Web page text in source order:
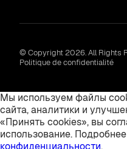
© Copyright 2026. All Rights
Politique de confidentialité
Мы используем файлы
сайта, аналитики и
«Принять cookies», вы
использование.